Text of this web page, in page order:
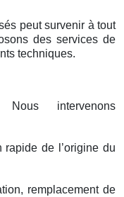
peut survenir à tout
des services de
techniques.
intervenons
rapide de l’origine du
remplacement de